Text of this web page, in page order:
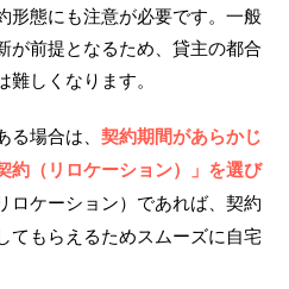
形態にも注意が必要です。一般
が前提となるため、貸主の都合
しくなります。
場合は、 契約期間があらかじ
約（リロケーション）」を選び
ロケーション）であれば、契約
てもらえるためスムーズに自宅